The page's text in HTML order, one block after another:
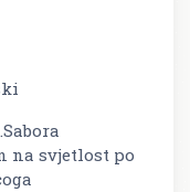
na svjetlost po